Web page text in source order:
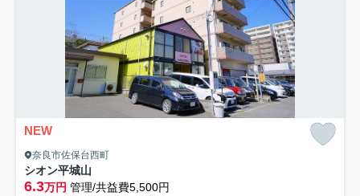
NEW
奈良市佐保台西町
シオン平城山
6.3万円 管理/共益費5,500円